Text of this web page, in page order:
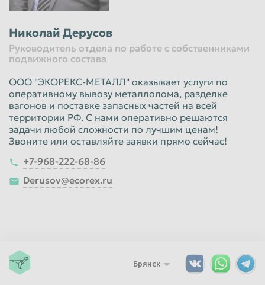
Николай Дерусов
Руководитель отдела по работе с собственниками
подвижного состава
ООО "ЭКОРЕКС-МЕТАЛЛ" оказывает услуги по
оперативному вывозу металлолома, разделке
вагонов и поставке запасных частей на всей
территории РФ. С нами оперативно решаются
задачи любой сложности по лучшим ценам!
Звоните или оставляйте заявки прямо сейчас!
+7-968-222-68-86
Derusov@ecorex.ru
Брянск